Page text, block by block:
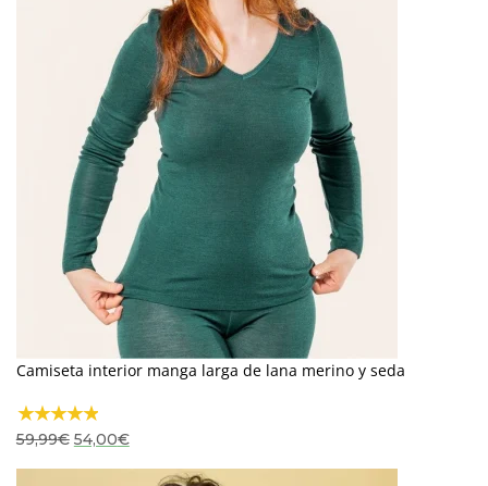
Camiseta interior manga larga de lana merino y seda
59,99€ El
precio
original
54,00€El
precio
actual